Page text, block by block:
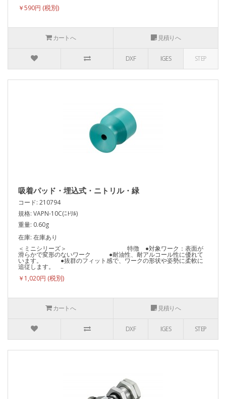
￥590円
カートへ 見積りへ
DXF IGES STEP
吸着パッド・埋込式・ニトリル・緑
コード: 210794
規格: VAPN-10C(ﾆﾄﾘﾙ)
重量: 0.60g
在庫: 在庫あり
＜ミニシリーズ＞ 特徴 ●対象ワーク：表面が
滑らかで変形のないワーク ●耐油性、耐アルコール性に優れて
います。 ●抜群のフィット感で、ワークの形状や姿勢に柔軟に
追従します。 ..
￥1,020円
カートへ 見積りへ
DXF IGES STEP